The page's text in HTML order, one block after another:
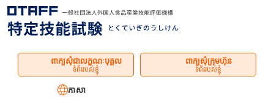
ពាក្យសុំជាលក្ខណៈបុគ្គល
ទំព័ររបស់ខ្ញុំ
ពាក្យសុំក្រុមហ៊ុន
ទំព័ររបស់ខ្ញុំ
ភាសា